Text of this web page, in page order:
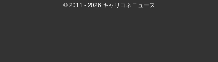
© 2011 - 2026 キャリコネニュース